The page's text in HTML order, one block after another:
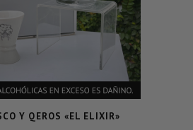
Y QEROS «EL ELIXIR»